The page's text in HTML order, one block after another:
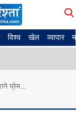
विश्व खेल व्यापार
प्रेम...